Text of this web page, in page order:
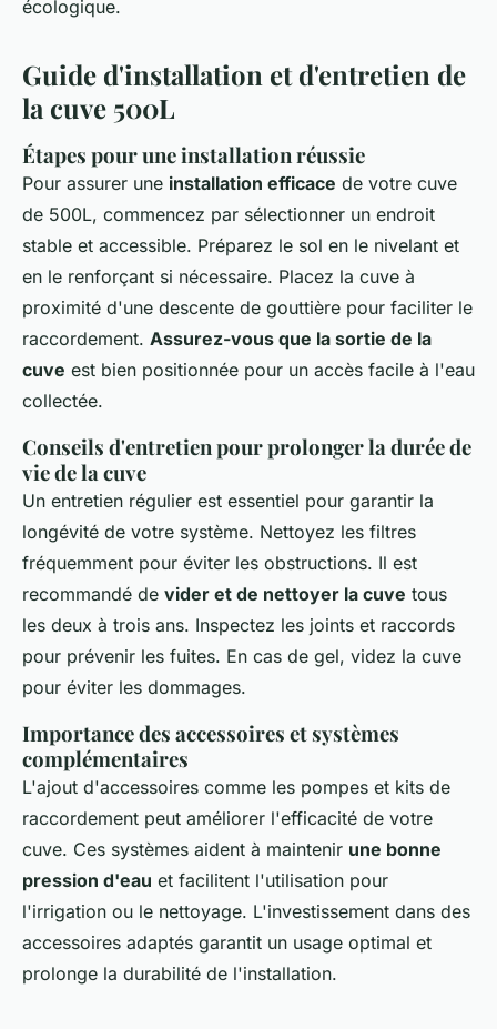
écologique.
Guide d'installation et d'entretien de
la cuve 500L
Étapes pour une installation réussie
Pour assurer une installation efficace de votre cuve
de 500L, commencez par sélectionner un endroit
stable et accessible. Préparez le sol en le nivelant et
en le renforçant si nécessaire. Placez la cuve à
proximité d'une descente de gouttière pour faciliter le
raccordement. Assurez-vous que la sortie de la
cuve est bien positionnée pour un accès facile à l'eau
collectée.
Conseils d'entretien pour prolonger la durée de
vie de la cuve
Un entretien régulier est essentiel pour garantir la
longévité de votre système. Nettoyez les filtres
fréquemment pour éviter les obstructions. Il est
recommandé de vider et de nettoyer la cuve tous
les deux à trois ans. Inspectez les joints et raccords
pour prévenir les fuites. En cas de gel, videz la cuve
pour éviter les dommages.
Importance des accessoires et systèmes
complémentaires
L'ajout d'accessoires comme les pompes et kits de
raccordement peut améliorer l'efficacité de votre
cuve. Ces systèmes aident à maintenir une bonne
pression d'eau et facilitent l'utilisation pour
l'irrigation ou le nettoyage. L'investissement dans des
accessoires adaptés garantit un usage optimal et
prolonge la durabilité de l'installation.